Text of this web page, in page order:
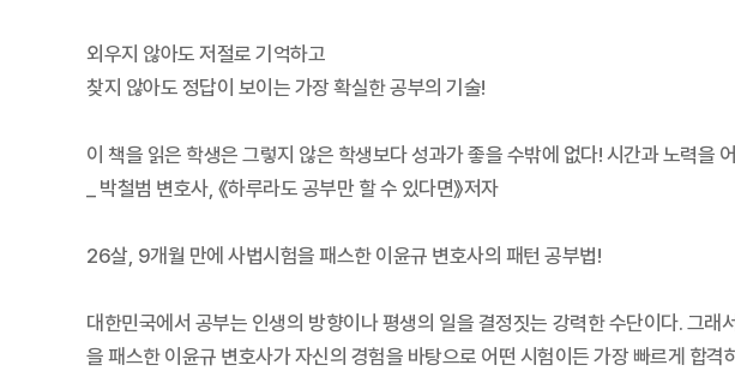
외우지 않아도 저절로 기억하고
찾지 않아도 정답이 보이는 가장 확실한 공부의 기술!
이 책을 읽은 학생은 그렇지 않은 학생보다 성과가 좋을 수밖에 없다! 시간과 노력을
_ 박철범 변호사, 《하루라도 공부만 할 수 있다면》저자
26살, 9개월 만에 사법시험을 패스한 이윤규 변호사의 패턴 공부법!
대한민국에서 공부는 인생의 방향이나 평생의 일을 결정짓는 강력한 수단이다. 그
을 패스한 이윤규 변호사가 자신의 경험을 바탕으로 어떤 시험이든 가장 빠르게 합격